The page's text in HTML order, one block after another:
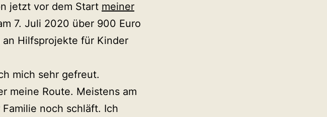
jetzt vor dem Start meiner
7. Juli 2020 über 900 Euro
Hilfsprojekte für Kinder
mich sehr gefreut.
meine Route. Meistens am
noch schläft. Ich